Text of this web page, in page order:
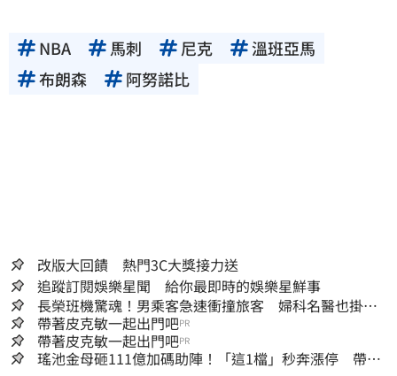
NBA 馬刺 尼克
溫班亞馬
布朗森
阿努諾比
改版大回饋 熱門3C大獎接力送
追蹤訂閱娛樂星聞 給你最即時的娛樂星鮮事
長榮班機驚魂！男乘客急速衝撞旅客 婦科名醫也掛
彩：全機卡半小時
帶著皮克敏一起出門吧PR
帶著皮克敏一起出門吧PR
瑤池金母砸111億加碼助陣！「這1檔」秒奔漲停 帶領